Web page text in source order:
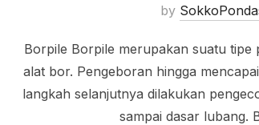
by
Borpile Borpile merupakan suatu
alat bor. Pengeboran hingga
langkah selanjutnya dilakukan
sampai dasar lubang.